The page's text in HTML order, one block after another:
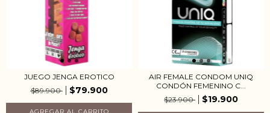
JUEGO JENGA EROTICO
$89.900
$79.900
AIR FEMALE CONDOM UNIQ
CONDÓN FEMENINO C...
$23.900
$19.900